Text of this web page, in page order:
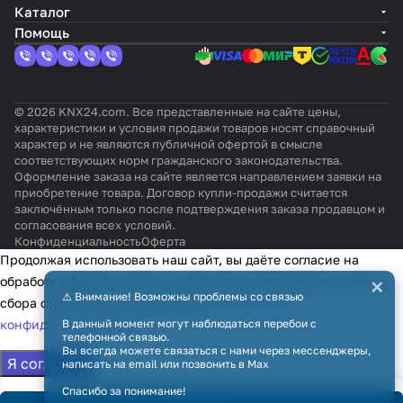
IC-
DA
v2
TP-1
City
Multi)
&
PACi)
FD, KX6,
KXR6)
& VRV)(сер
ии
Dom
cs
SG
vT
Каталог
Помощь
© 2026 KNX24.com. Все представленные на сайте цены,
характеристики и условия продажи товаров носят справочный
характер и не являются публичной офертой в смысле
соответствующих норм гражданского законодательства.
Оформление заказа на сайте является направлением заявки на
приобретение товара. Договор купли-продажи считается
заключённым только после подтверждения заказа продавцом и
согласования всех условий.
КонфиденциальностьОферта
⚠️ Внимание! Возможны проблемы со связью
В данный момент могут наблюдаться перебои с
телефонной связью.
Вы всегда можете связаться с нами через мессенджеры,
написать на email или позвонить в Max
Спасибо за понимание!
×
Продолжая использовать наш сайт, вы даёте согласие на
обработку файлов cookie в целях функционирования сайта и
сбора статистики в соответствии сполитикой
конфиденциальности
Я согласен